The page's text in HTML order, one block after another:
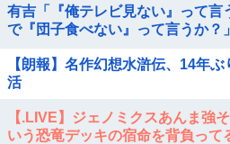
有吉「『俺テレビ見ない』って言
で『団子食べない』って言うか？」
【朗報】名作幻想水滸伝、14年
活
【.LIVE】ジェノミクスあんま強
いう恐竜デッキの宿命を背負って